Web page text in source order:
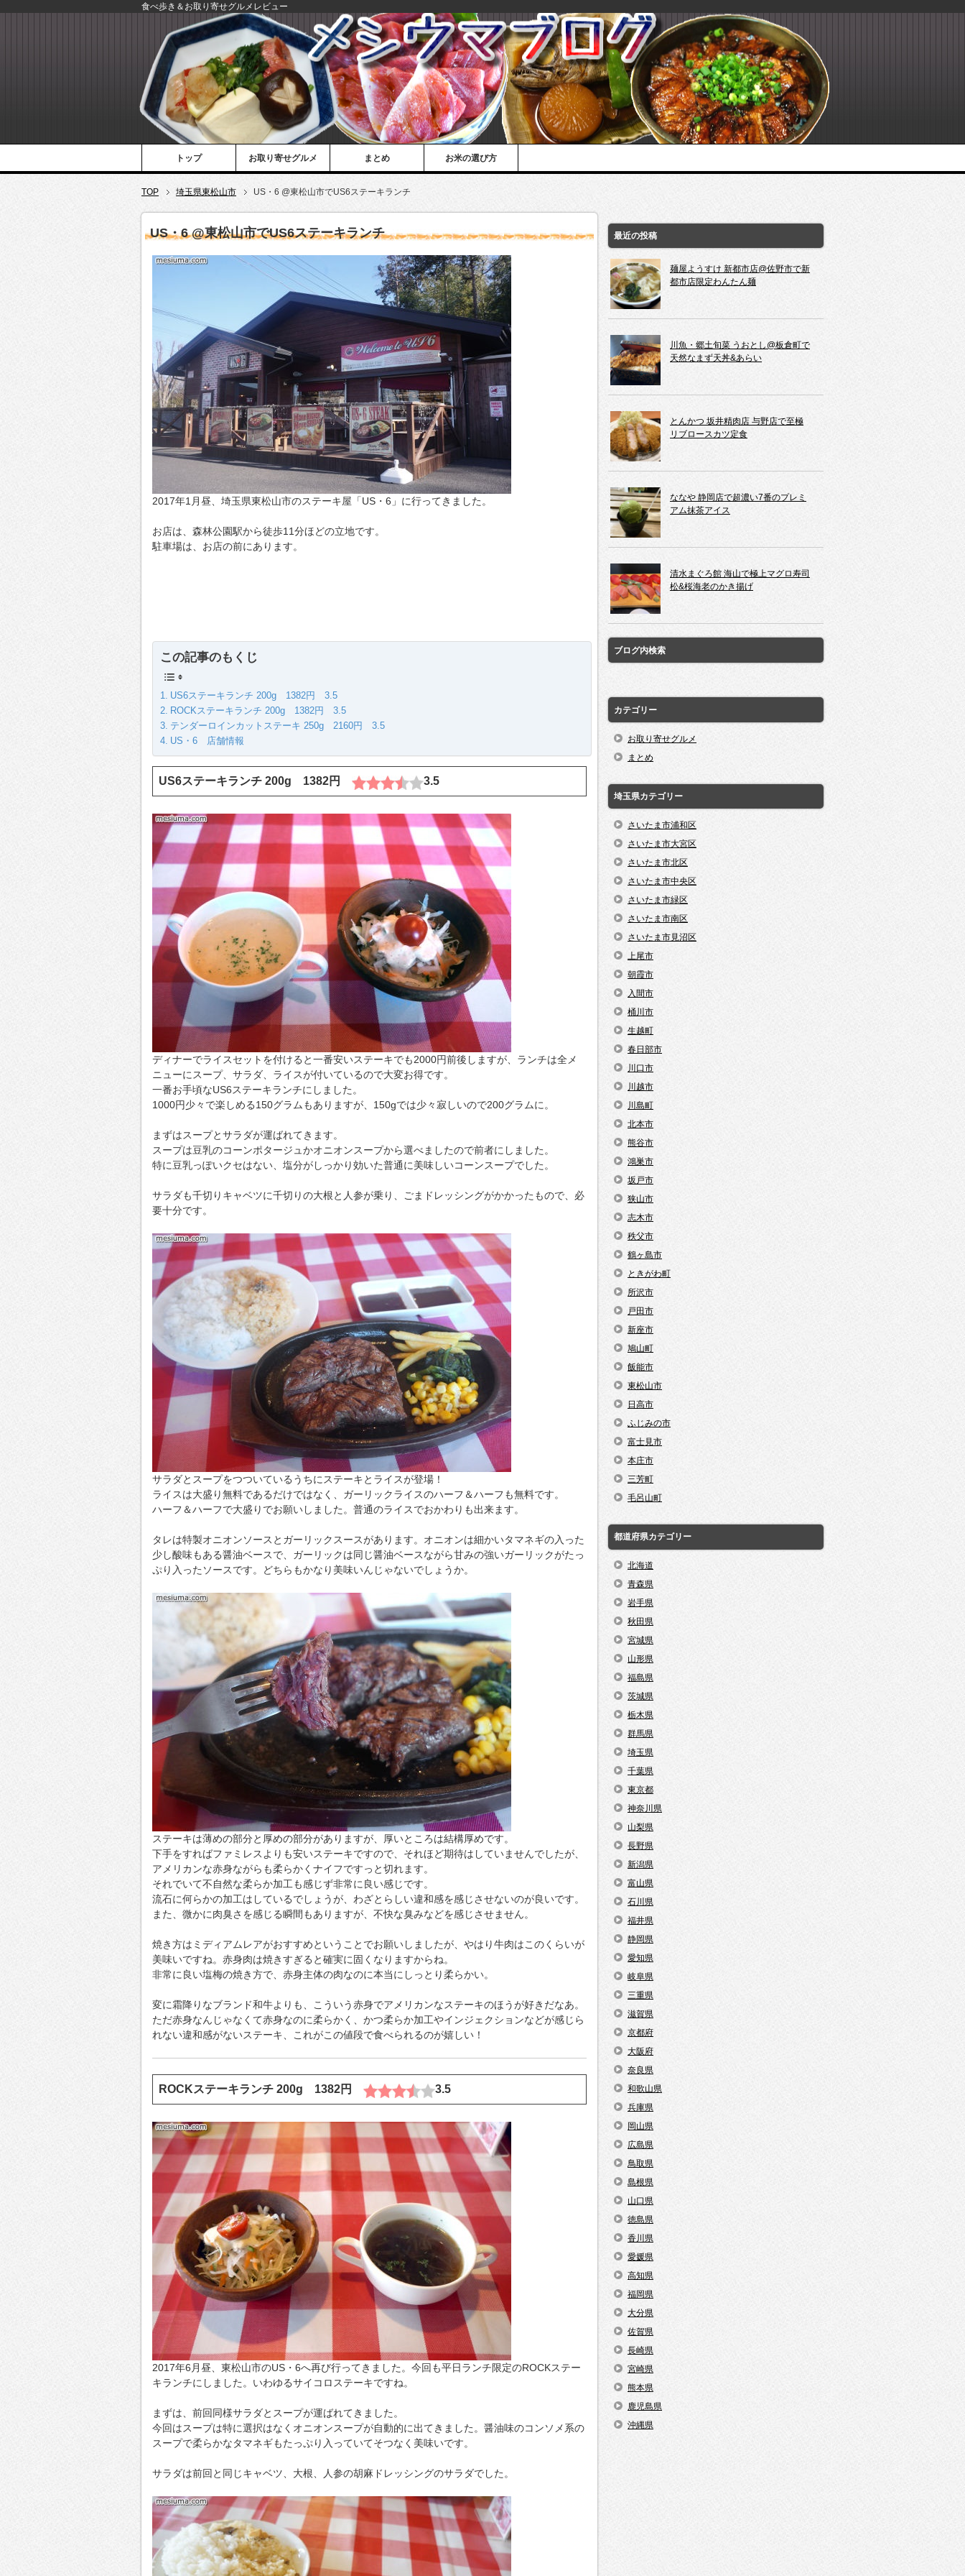
食べ歩き＆お取り寄せグルメレビュー
トップ お取り寄せグルメ まとめ お米の選び方
TOP 埼玉県東松山市 US・6 @東松山市でUS6ステーキランチ
US・6 @東松山市でUS6ステーキランチ
2017年1月昼、埼玉県東松山市のステーキ屋「US・6」に行ってきました。
お店は、森林公園駅から徒歩11分ほどの立地です。
駐車場は、お店の前にあります。
この記事のもくじ
US6ステーキランチ 200g 1382円 3.5
ROCKステーキランチ 200g 1382円 3.5
テンダーロインカットステーキ 250g 2160円 3.5
US・6 店舗情報
US6ステーキランチ 200g 1382円 3.5
ディナーでライスセットを付けると一番安いステーキでも2000円前後しますが、ランチは全メ
ニューにスープ、サラダ、ライスが付いているので大変お得です。
一番お手頃なUS6ステーキランチにしました。
1000円少々で楽しめる150グラムもありますが、150gでは少々寂しいので200グラムに。
まずはスープとサラダが運ばれてきます。
スープは豆乳のコーンポタージュかオニオンスープから選べましたので前者にしました。
特に豆乳っぽいクセはない、塩分がしっかり効いた普通に美味しいコーンスープでした。
サラダも千切りキャベツに千切りの大根と人参が乗り、ごまドレッシングがかかったもので、必
要十分です。
サラダとスープをつついているうちにステーキとライスが登場！
ライスは大盛り無料であるだけではなく、ガーリックライスのハーフ＆ハーフも無料です。
ハーフ＆ハーフで大盛りでお願いしました。普通のライスでおかわりも出来ます。
タレは特製オニオンソースとガーリックスースがあります。オニオンは細かいタマネギの入った
少し酸味もある醤油ベースで、ガーリックは同じ醤油ベースながら甘みの強いガーリックがたっ
ぷり入ったソースです。どちらもかなり美味いんじゃないでしょうか。
ステーキは薄めの部分と厚めの部分がありますが、厚いところは結構厚めです。
下手をすればファミレスよりも安いステーキですので、それほど期待はしていませんでしたが、
アメリカンな赤身ながらも柔らかくナイフですっと切れます。
それでいて不自然な柔らか加工も感じず非常に良い感じです。
流石に何らかの加工はしているでしょうが、わざとらしい違和感を感じさせないのが良いです。
また、微かに肉臭さを感じる瞬間もありますが、不快な臭みなどを感じさせません。
焼き方はミディアムレアがおすすめということでお願いしましたが、やはり牛肉はこのくらいが
美味いですね。赤身肉は焼きすぎると確実に固くなりますからね。
非常に良い塩梅の焼き方で、赤身主体の肉なのに本当にしっとり柔らかい。
変に霜降りなブランド和牛よりも、こういう赤身でアメリカンなステーキのほうが好きだなあ。
ただ赤身なんじゃなくて赤身なのに柔らかく、かつ柔らか加工やインジェクションなどが感じら
れない違和感がないステーキ、これがこの値段で食べられるのが嬉しい！
ROCKステーキランチ 200g 1382円 3.5
2017年6月昼、東松山市のUS・6へ再び行ってきました。今回も平日ランチ限定のROCKステー
キランチにしました。いわゆるサイコロステーキですね。
まずは、前回同様サラダとスープが運ばれてきました。
今回はスープは特に選択はなくオニオンスープが自動的に出てきました。醤油味のコンソメ系の
スープで柔らかなタマネギもたっぷり入っていてそつなく美味いです。
サラダは前回と同じキャベツ、大根、人参の胡麻ドレッシングのサラダでした。
最近の投稿
麺屋ようすけ 新都市店@佐野市で新
都市店限定わんたん麺
川魚・郷土旬菜 うおとし@板倉町で
天然なまず天丼&あらい
とんかつ 坂井精肉店 与野店で至極
リブロースカツ定食
ななや 静岡店で超濃い7番のプレミ
アム抹茶アイス
清水まぐろ館 海山で極上マグロ寿司
松&桜海老のかき揚げ
ブログ内検索
カテゴリー
お取り寄せグルメ
まとめ
埼玉県カテゴリー
さいたま市浦和区
さいたま市大宮区
さいたま市北区
さいたま市中央区
さいたま市緑区
さいたま市南区
さいたま市見沼区
上尾市
朝霞市
入間市
桶川市
生越町
春日部市
川口市
川越市
川島町
北本市
熊谷市
鴻巣市
坂戸市
狭山市
志木市
秩父市
鶴ヶ島市
ときがわ町
所沢市
戸田市
新座市
鳩山町
飯能市
東松山市
日高市
ふじみの市
富士見市
本庄市
三芳町
毛呂山町
都道府県カテゴリー
北海道
青森県
岩手県
秋田県
宮城県
山形県
福島県
茨城県
栃木県
群馬県
埼玉県
千葉県
東京都
神奈川県
山梨県
長野県
新潟県
富山県
石川県
福井県
静岡県
愛知県
岐阜県
三重県
滋賀県
京都府
大阪府
奈良県
和歌山県
兵庫県
岡山県
広島県
鳥取県
島根県
山口県
徳島県
香川県
愛媛県
高知県
福岡県
大分県
佐賀県
長崎県
宮崎県
熊本県
鹿児島県
沖縄県